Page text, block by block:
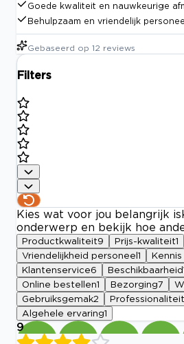
Goede kwaliteit en nauwkeurige
Behulpzaam en vriendelijk personeel
Gebaseerd op 12 reviews
Filters
Kies wat voor jou belangrijk is
onderwerp en bekijk hoe
Productkwaliteit9 Prijs-kwaliteit1
Vriendelijkheid personeel 1
Klantenservice6 Beschikbaarheid
Online bestellen1 Bezorging7
Gebruiksgemak2 Professionaliteit
Algehele ervaring1
9